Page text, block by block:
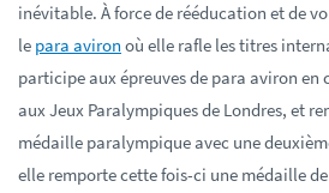
inévitable. À force de rééducation et de
le para aviron où elle rafle les titres
participe aux épreuves de para aviron en
aux Jeux Paralympiques de Londres, et
médaille paralympique avec une
elle remporte cette fois-ci une médaille